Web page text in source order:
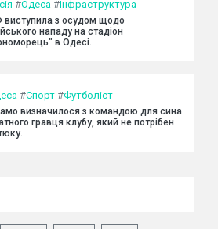
#Одеса #Інфраструктура
з осудом щодо
нападу на стадіон
в Одесі.
#Спорт #Футболіст
визначилося з командою для сина
гравця клубу, який не потрібен